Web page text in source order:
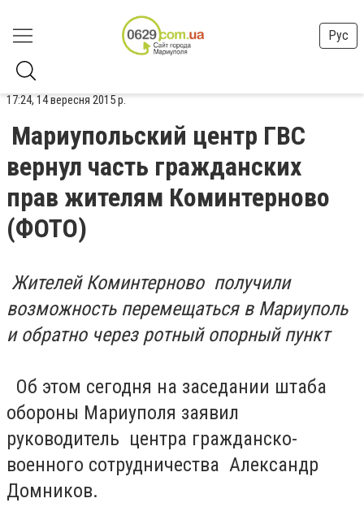
Рус
17:24, 14 вересня 2015 р.
Мариупольский центр ГВС
вернул часть гражданских
прав жителям Коминтерново
(ФОТО)
Жителей Коминтерново получили
возможность перемещаться в Мариуполь
и обратно через ротный опорный пункт
Об этом сегодня на заседании штаба
обороны Мариуполя заявил
руководитель центра гражданско-
военного сотрудничества Александр
Домников.